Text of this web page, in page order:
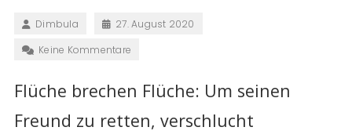
Dimbula
27. August 2020
Keine Kommentare
Flüche brechen Flüche: Um seinen
Freund zu retten, verschlucht